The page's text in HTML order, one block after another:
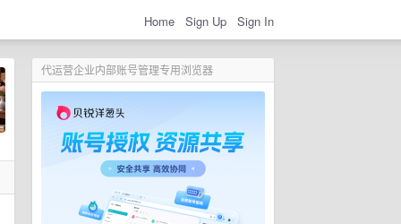
Home Sign Up Sign In
代运营企业内部账号管理专用浏览器